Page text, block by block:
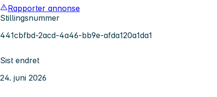
Rapporter annonse
Stillingsnummer
441cbfbd-2acd-4a46-bb9e-afda120a1da1
Sist endret
24. juni 2026